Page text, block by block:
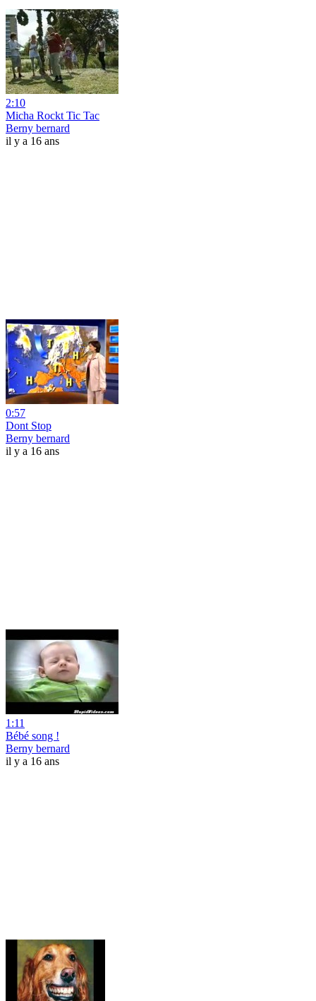
2:10
Micha Rockt Tic Tac
Berny bernard
il y a 16 ans
0:57
Dont Stop
Berny bernard
il y a 16 ans
1:11
Bébé song !
Berny bernard
il y a 16 ans